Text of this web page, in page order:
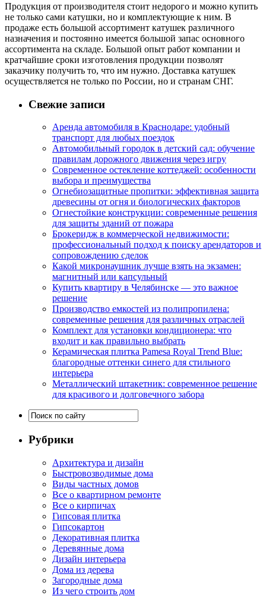
Продукция от производителя стоит недорого и можно купить
не только сами катушки, но и комплектующие к ним. В
продаже есть большой ассортимент катушек различного
назначения и постоянно имеется большой запас основного
ассортимента на складе. Большой опыт работ компании и
кратчайшие сроки изготовления продукции позволят
заказчику получить то, что им нужно. Доставка катушек
осуществляется не только по России, но и странам СНГ.
Свежие записи
Аренда автомобиля в Краснодаре: удобный
транспорт для любых поездок
Автомобильный городок в детский сад: обучение
правилам дорожного движения через игру
Современное остекление коттеджей: особенности
выбора и преимущества
Огнебиозащитные пропитки: эффективная защита
древесины от огня и биологических факторов
Огнестойкие конструкции: современные решения
для защиты зданий от пожара
Брокеридж в коммерческой недвижимости:
профессиональный подход к поиску арендаторов и
сопровождению сделок
Какой микронаушник лучше взять на экзамен:
магнитный или капсульный
Купить квартиру в Челябинске — это важное
решение
Производство емкостей из полипропилена:
современные решения для различных отраслей
Комплект для установки кондиционера: что
входит и как правильно выбрать
Керамическая плитка Pamesa Royal Trend Blue:
благородные оттенки синего для стильного
интерьера
Металлический штакетник: современное решение
для красивого и долговечного забора
Рубрики
Архитектура и дизайн
Быстровозводимые дома
Виды частных домов
Все о квартирном ремонте
Все о кирпичах
Гипсовая плитка
Гипсокартон
Декоративная плитка
Деревянные дома
Дизайн интерьера
Дома из дерева
Загородные дома
Из чего строить дом